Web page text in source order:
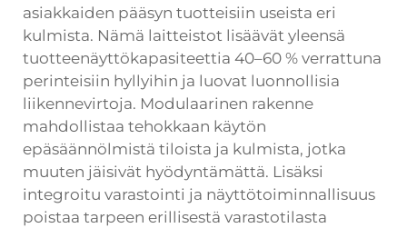
asiakkaiden pääsyn tuotteisiin useista eri
kulmista. Nämä laitteistot lisäävät yleensä
tuotteenäyttökapasiteettia 40–60 % verrattuna
perinteisiin hyllyihin ja luovat luonnollisia
liikennevirtoja. Modulaarinen rakenne
mahdollistaa tehokkaan käytön
epäsäännölmistä tiloista ja kulmista, jotka
muuten jäisivät hyödyntämättä. Lisäksi
integroitu varastointi ja näyttötoiminnallisuus
poistaa tarpeen erillisestä varastotilasta